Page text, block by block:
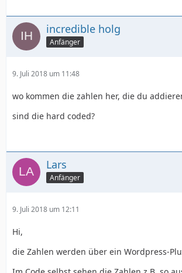
incredible holg
Anfänger
9. Juli 2018 um 11:48
wo kommen die zahlen her, die du
sind die hard coded?
Lars
Anfänger
9. Juli 2018 um 12:11
Hi,
die Zahlen werden über ein Wordpress-